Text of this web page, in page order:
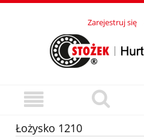
Zarejestruj się
Łożysko 1210